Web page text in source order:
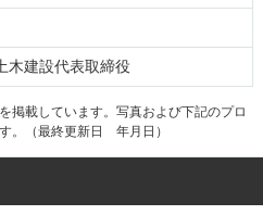
木建設代表取締役
掲載しています。写真および下記のプロ
。（最終更新日 年月日）